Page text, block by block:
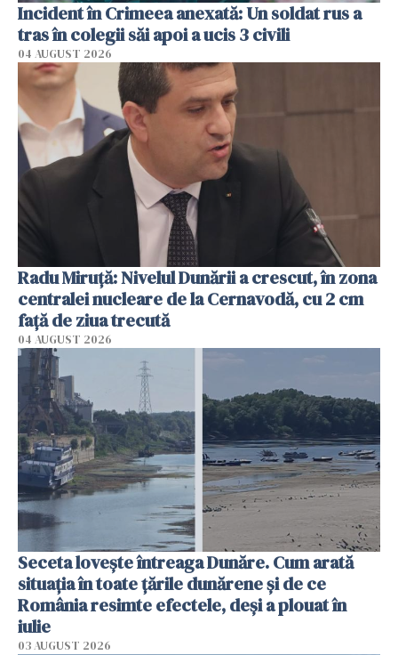
Incident în Crimeea anexată: Un soldat rus a
tras în colegii săi apoi a ucis 3 civili
04 AUGUST 2026
Radu Miruţă: Nivelul Dunării a crescut, în zona
centralei nucleare de la Cernavodă, cu 2 cm
faţă de ziua trecută
04 AUGUST 2026
Seceta lovește întreaga Dunăre. Cum arată
situația în toate țările dunărene și de ce
România resimte efectele, deși a plouat în
iulie
03 AUGUST 2026